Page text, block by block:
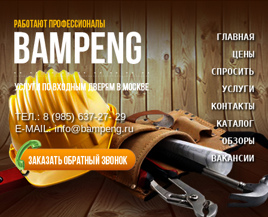
ГЛАВНАЯ
ЦЕНЫ
СПРОСИТЬ
УСЛУГИ
КОНТАКТЫ
КАТАЛОГ
ОБЗОРЫ
ВАКАНСИИ
ТЕЛ.: 8 (985) 637-27- 29
E-MAIL: info@bampeng.ru